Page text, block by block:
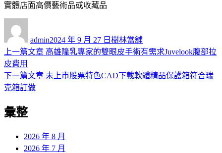
實體店面高價藝術品或收藏品
admin佈
日
2024 年 9 月 27 日 類
樹林當舖
文
章
導
覽
上一篇文章 上
篇
高雄隆乳專家的雙眼皮手術有需求Juvelook腹部拉
皮費用
下一篇文章 下
未上市股票特色CAD下載軟體精品保護箱符合瑞
克箱訂做
彙整
2026 年 8 月
2026 年 7 月